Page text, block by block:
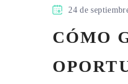
24 de
CÓMO